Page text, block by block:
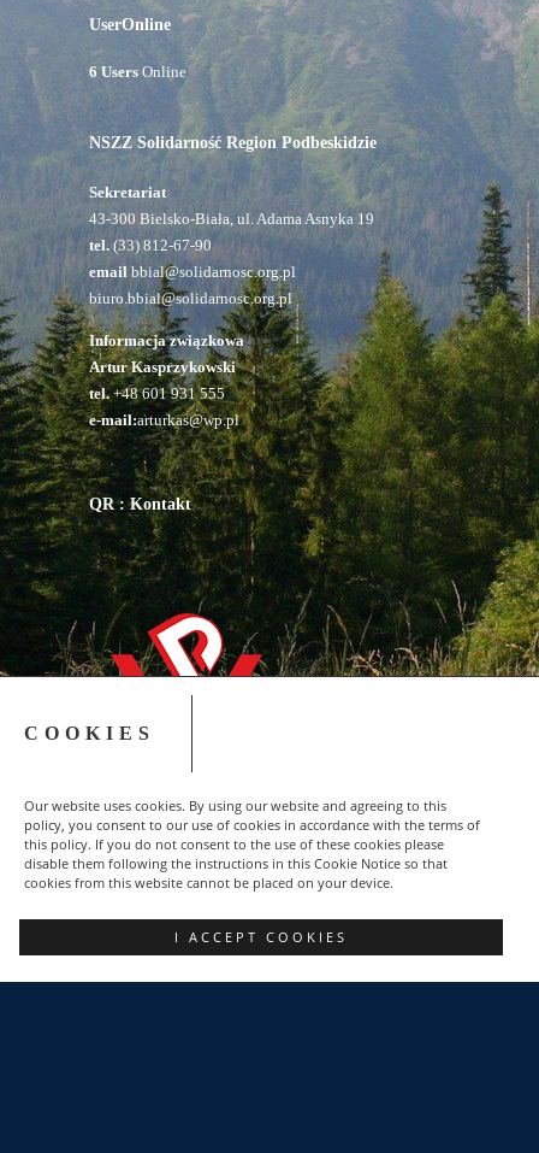
COOKIES
Our website uses cookies. By using our website and agreeing to this
policy, you consent to our use of cookies in accordance with the terms of
this policy. If you do not consent to the use of these cookies please
disable them following the instructions in this Cookie Notice so that
cookies from this website cannot be placed on your device.
I ACCEPT COOKIES
UserOnline
6 UsersOnline
NSZZ Solidarność Region Podbeskidzie
Sekretariat
43-300 Bielsko-Biała, ul. Adama Asnyka 19
tel.(33) 812-67-90
email bbial@solidarnosc.org.pl
biuro.bbial@solidarnosc.org.pl
Informacja związkowa
Artur Kasprzykowski
tel.+48 601 931 555
e-mail:arturkas@wp.pl
QR : Kontakt
Copyright © 2015-2023 NSZZ Solidarność - Region
Podbeskidzie